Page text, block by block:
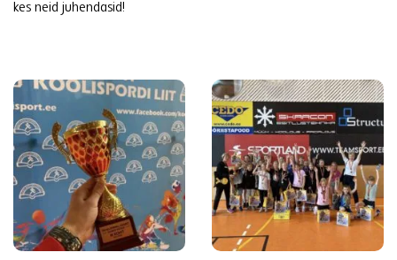
kes neid juhendasid!